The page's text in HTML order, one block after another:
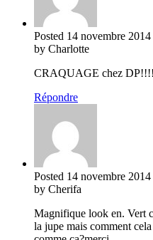
Posted 14 novembre 2014
by Charlotte
CRAQUAGE chez
Répondre
Posted 14 novembre 2014
by Cherifa
Magnifique look en. Vert
la jupe mais comment